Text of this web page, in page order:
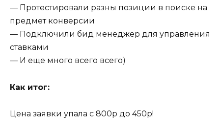
— Протестировали разны позиции в поиске на
предмет конверсии
— Подключили бид менеджер для управления
ставками
— И еще много всего всего)
Как итог:
Цена заявки упала с 800р до 450р!